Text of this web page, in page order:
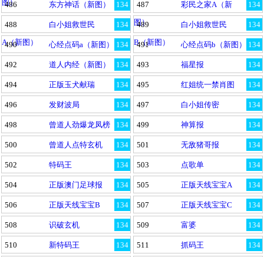
图）
134
486 东方神话（新图） 134
487
彩民之家A（新
图）
134
488
白小姐救世民
A（新图）
134
489
白小姐救世民
B（新图）
134
490 心经点码a（新图） 134
491 心经点码b（新图）
134
492 道人内经（新图） 134
493 福星报
134
494 正版玉犬献瑞 134
495 红姐统一禁肖图
134
496 发财波局 134
497 白小姐传密
134
498 曾道人劲爆龙凤榜 134
499 神算报
134
500 曾道人点特玄机 134
501 无敌猪哥报
134
502 特码王 134
503 点歌单
134
504 正版澳门足球报 134
505 正版天线宝宝A
134
506 正版天线宝宝B 134
507 正版天线宝宝C
134
508 识破玄机 134
509 富婆
134
510 新特码王 134
511 抓码王